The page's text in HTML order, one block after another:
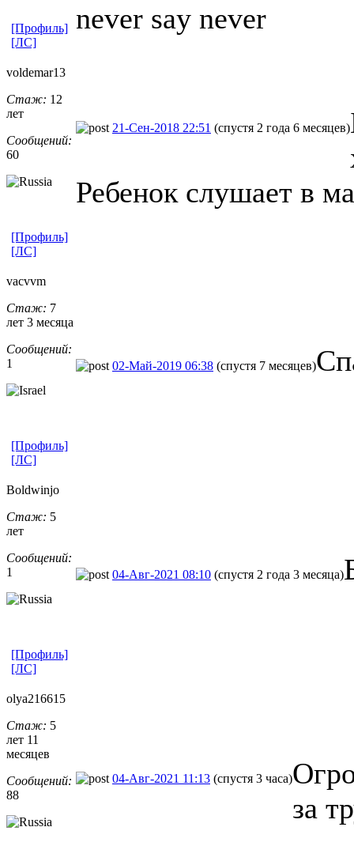
never say never
[Профиль]
[ЛС]
voldemar13
Стаж: 12
лет
Сообщений:
60
21-Сен-2018 22:51 (спустя 2 года 6 месяцев)
Ребенок слушает в
[Профиль]
[ЛС]
vacvvm
Стаж: 7
лет 3 месяца
Сообщений:
1
02-Май-2019 06:38 (спустя 7 месяцев)
[Профиль]
[ЛС]
Boldwinjo
Стаж: 5
лет
Сообщений:
1
04-Авг-2021 08:10 (спустя 2 года 3 месяца)
[Профиль]
[ЛС]
olya216615
Стаж: 5
лет 11
месяцев
Сообщений:
88
04-Авг-2021 11:13 (спустя 3 часа)
за